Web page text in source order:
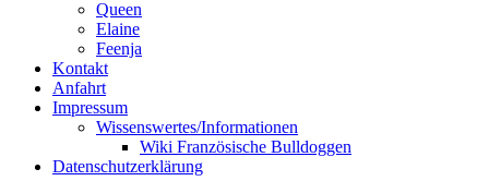
Queen
Elaine
Feenja
Kontakt
Anfahrt
Impressum
Wissenswertes/Informationen
Wiki Französische Bulldoggen
Datenschutzerklärung